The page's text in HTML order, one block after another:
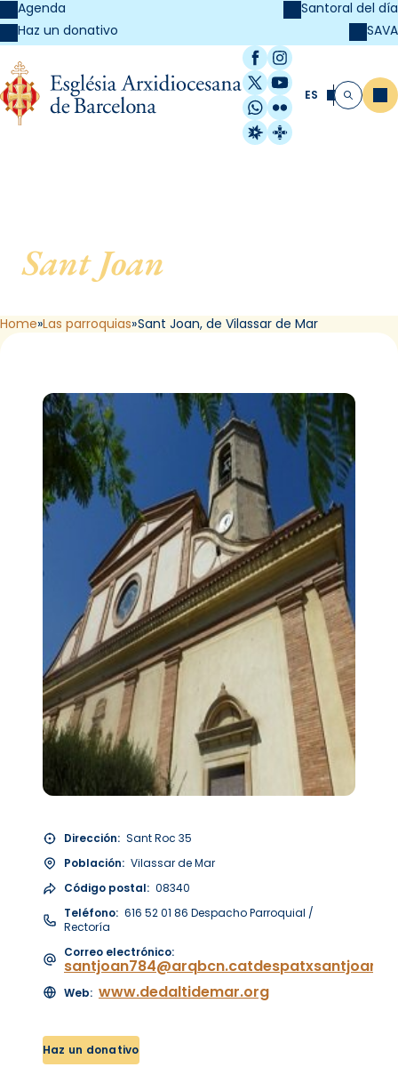
Agenda
Haz un donativo
Santoral del día
SAVA
Facebook
Instagram
X / Twitter
YouTube
WhatsApp
Flickr
Radio Estel
Catalunya
ES Buscar
Sant Joan
Home Las parroquias Sant Joan, de Vilassar de Mar
Dirección: Sant Roc 35
Población: Vilassar de Mar
Código postal: 08340
Teléfono: 616 52 01 86 Despacho Parroquial /
Rectoría
Correo electrónico:
Web: www.dedaltidemar.org
Haz un donativo